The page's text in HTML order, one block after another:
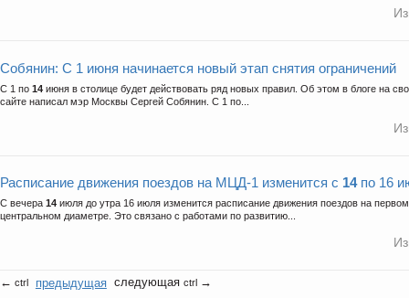
Собянин: С 1 июня начинается новый этап снятия ограничений
С 1 по 14 июня в столице будет действовать ряд новых правил. Об этом в блоге на
сайте написал мэр Москвы Сергей Собянин. С 1 по...
Расписание движения поездов на МЦД-1 изменится с 14по 16
С вечера 14 июля до утра 16 июля изменится расписание движения поездов на
центральном диаметре. Это связано с работами по развитию...
← ctrl предыдущая следующая ctrl →